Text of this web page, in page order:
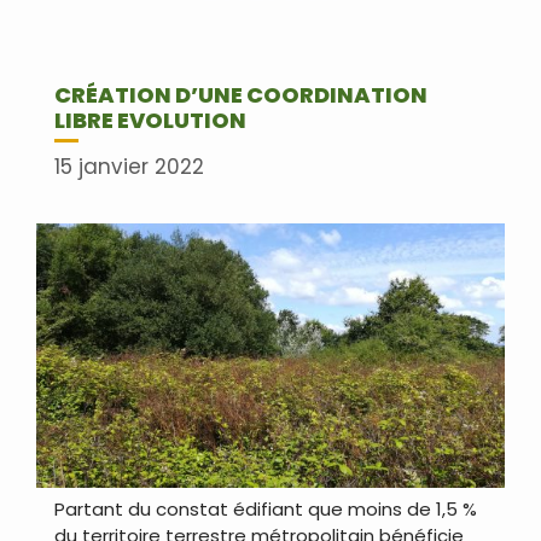
CRÉATION D’UNE COORDINATION
LIBRE EVOLUTION
15 janvier 2022
Partant du constat édifiant que moins de 1,5 %
du territoire terrestre métropolitain bénéficie